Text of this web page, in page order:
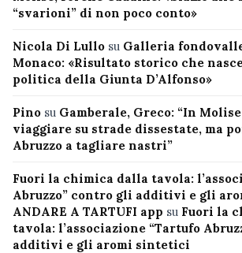
“svarioni” di non poco conto»
Nicola Di Lullo su Galleria
Monaco: «Risultato storico che
politica della Giunta D’Alfonso»
Pino su Gamberale, Greco: “In
viaggiare su strade dissestate, ma
Abruzzo a tagliare nastri”
Fuori la chimica dalla tavola:
Abruzzo” contro gli additivi e gli
ANDARE A TARTUFI app su Fuori la
tavola: l’associazione “Tartufo
additivi e gli aromi sintetici